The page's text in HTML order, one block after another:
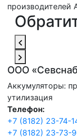
производителей
ООО
Аккумуляторы:
утилизация
Телефон:
+7 (8182) 23-74-
+7 (8182) 23-73-